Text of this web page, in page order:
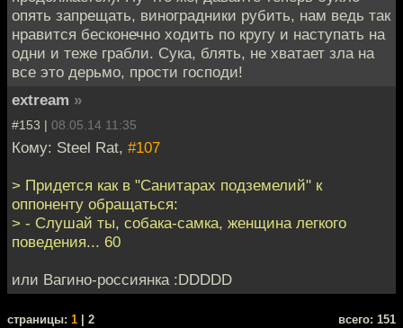
опять запрещать, виноградники рубить, нам ведь так
нравится бесконечно ходить по кругу и наступать на
одни и теже грабли. Сука, блять, не хватает зла на
все это дерьмо, прости господи!
extream »
#153 | 08.05.14 11:35
Кому: Steel Rat, #107
> Придется как в "Санитарах подземелий" к
оппоненту обращаться:
> - Слушай ты, собака-самка, женщина легкого
поведения... 60
или Вагино-россиянка :DDDDD
cтраницы: 1 | 2 всего: 151